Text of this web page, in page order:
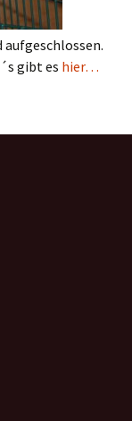
aufgeschlossen.
gibt es hier…